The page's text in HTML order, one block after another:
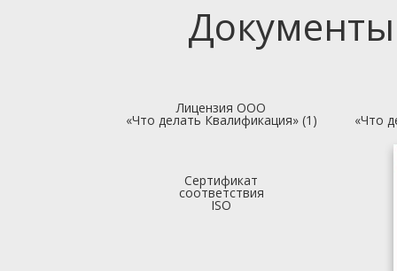
Лицензия ООО
«Что делать Квалификация» (1) «Что
Сертификат
соответствия
ISO